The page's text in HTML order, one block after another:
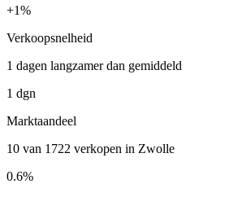
+1%
Verkoopsnelheid
1 dagen langzamer dan gemiddeld
1 dgn
Marktaandeel
10 van 1722 verkopen in Zwolle
0.6%